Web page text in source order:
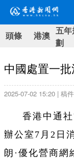
頭條 港澳 五年
劃
中國處置一
2025-07-02 15:20 | 稿
香港中通
辦公室7月2日
朗·優化營商